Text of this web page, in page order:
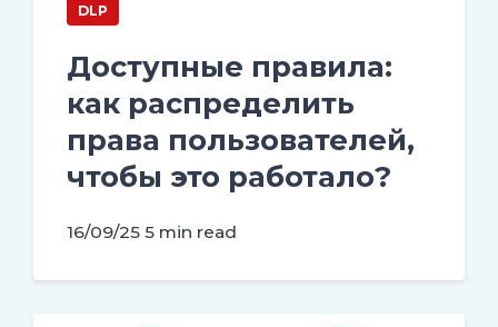
DLP
Доступные правила:
как распределить
права пользователей,
чтобы это работало?
16/09/25 5 min read